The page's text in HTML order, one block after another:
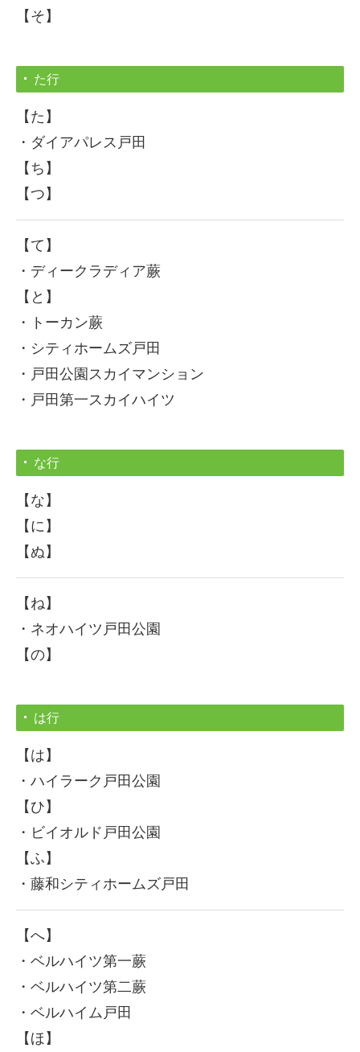
【そ】
た行
【た】
・ダイアパレス戸田
【ち】
【つ】
【て】
・ディークラディア蕨
【と】
・トーカン蕨
・シティホームズ戸田
・戸田公園スカイマンション
・戸田第一スカイハイツ
な行
【な】
【に】
【ぬ】
【ね】
・ネオハイツ戸田公園
【の】
は行
【は】
・ハイラーク戸田公園
【ひ】
・ビイオルド戸田公園
【ふ】
・藤和シティホームズ戸田
【へ】
・ベルハイツ第一蕨
・ベルハイツ第二蕨
・ベルハイム戸田
【ほ】